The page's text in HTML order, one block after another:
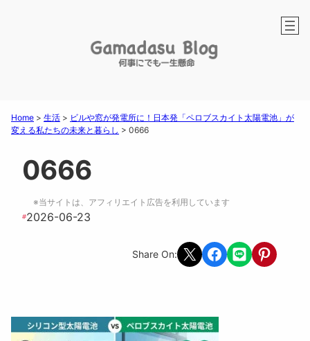
Home > 生活 > ビルや窓が発電所に！日本発「ペロブスカイト太陽電池」が
変える私たちの未来と暮らし > 0666
0666
※当サイトは、アフィリエイト広告を利用しています
#2026-06-23
Share On: Share on X Share on Facebook
Share on LINEShare on